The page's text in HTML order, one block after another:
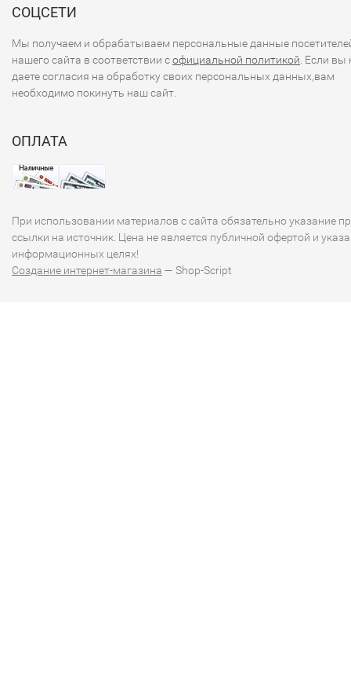
СОЦСЕТИ
Мы получаем и обрабатываем персональные данные
нашего сайта в соответствии софициальной политикой . Если вы
даете согласия на обработку своих персональных данных,вам
необходимо покинуть наш сайт.
ОПЛАТА
При использовании материалов с сайта обязательно указание
ссылки на источник. Цена не является публичной офертой и
информационных целях!
Создание интернет-магазина — Shop-Script